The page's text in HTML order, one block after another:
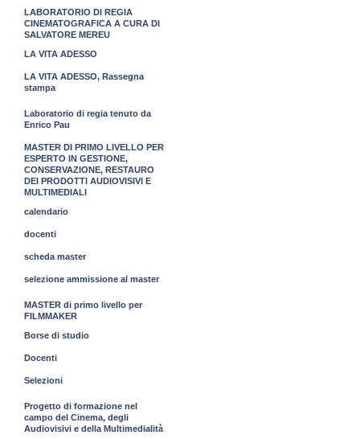
LABORATORIO DI REGIA
CINEMATOGRAFICA A CURA DI
SALVATORE MEREU
LA VITA ADESSO
LA VITA ADESSO, Rassegna
stampa
Laboratorio di regia tenuto da
Enrico Pau
MASTER DI PRIMO LIVELLO PER
ESPERTO IN GESTIONE,
CONSERVAZIONE, RESTAURO
DEI PRODOTTI AUDIOVISIVI E
MULTIMEDIALI
calendario
docenti
scheda master
selezione ammissione al master
MASTER di primo livello per
FILMMAKER
Borse di studio
Docenti
Selezioni
Progetto di formazione nel
campo del Cinema, degli
Audiovisivi e della Multimedialità